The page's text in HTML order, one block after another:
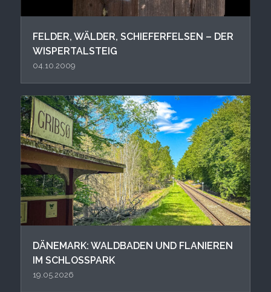
FELDER, WÄLDER, SCHIEFERFELSEN – DER
WISPERTALSTEIG
04.10.2009
DÄNEMARK: WALDBADEN UND FLANIEREN
IM SCHLOSSPARK
19.05.2026